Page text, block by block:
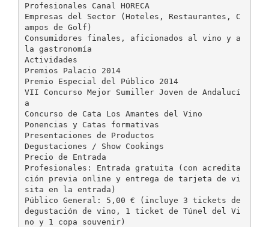
Profesionales Canal HORECA
Empresas del Sector (Hoteles, Restaurantes, C
ampos de Golf)
Consumidores finales, aficionados al vino y a
la gastronomía
Actividades
Premios Palacio 2014
Premio Especial del Público 2014
VII Concurso Mejor Sumiller Joven de Andalucí
a
Concurso de Cata Los Amantes del Vino
Ponencias y Catas formativas
Presentaciones de Productos
Degustaciones / Show Cookings
Precio de Entrada
Profesionales: Entrada gratuita (con acredita
ción previa online y entrega de tarjeta de vi
sita en la entrada)
Público General: 5,00 € (incluye 3 tickets de
degustación de vino, 1 ticket de Túnel del Vi
no y 1 copa souvenir)